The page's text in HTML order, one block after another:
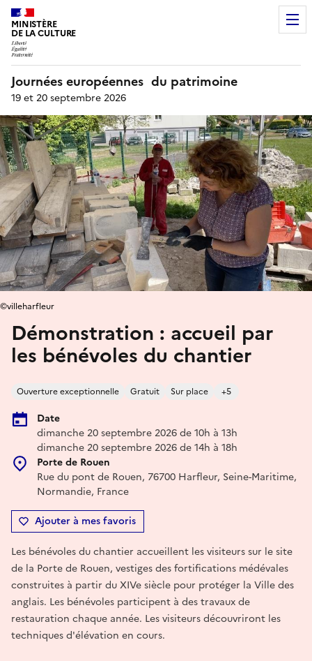
MINISTÈRE
DE LA CULTURE
Journées européennes du patrimoine
19 et 20 septembre 2026
Démonstration : accueil par
les bénévoles du chantier
Ouverture exceptionnelle Gratuit Sur place +5
Date
dimanche 20 septembre 2026 de 10h à 13h
dimanche 20 septembre 2026 de 14h à 18h
Porte de Rouen
Rue du pont de Rouen, 76700 Harfleur, Seine-Maritime,
Normandie, France
Ajouter à mes favoris
©villeharfleur
Les bénévoles du chantier accueillent les visiteurs sur le site
de la Porte de Rouen, vestiges des fortifications médévales
construites à partir du XIVe siècle pour protéger la Ville des
anglais. Les bénévoles participent à des travaux de
restauration chaque année. Les visiteurs découvriront les
techniques d'élévation en cours.